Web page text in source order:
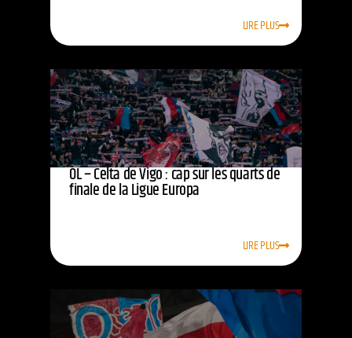
LIRE PLUS
OL – Celta de Vigo : cap sur les quarts de
finale de la Ligue Europa
LIRE PLUS